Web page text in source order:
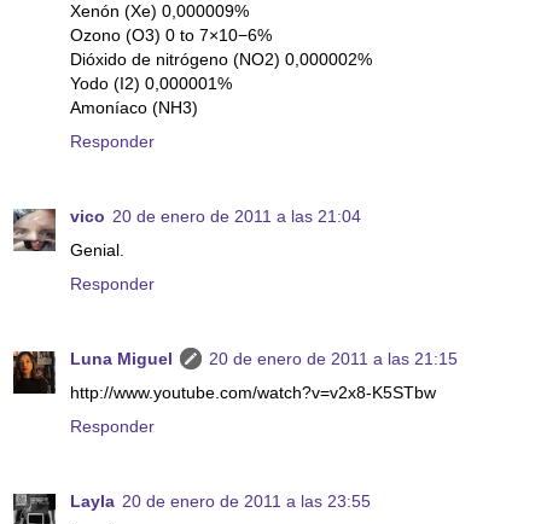
Xenón (Xe) 0,000009%
Ozono (O3) 0 to 7×10−6%
Dióxido de nitrógeno (NO2) 0,000002%
Yodo (I2) 0,000001%
Amoníaco (NH3)
Responder
vico 20 de enero de 2011 a las 21:04
Genial.
Responder
Luna Miguel
20 de enero de 2011 a las 21:15
http://www.youtube.com/watch?v=v2x8-K5STbw
Responder
Layla 20 de enero de 2011 a las 23:55